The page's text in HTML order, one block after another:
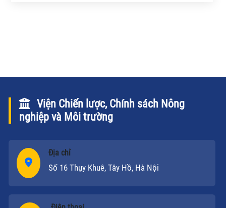
Viện Chiến lược, Chính sách Nông
nghiệp và Môi trường
Địa chỉ
Số 16 Thụy Khuê, Tây Hồ, Hà Nội